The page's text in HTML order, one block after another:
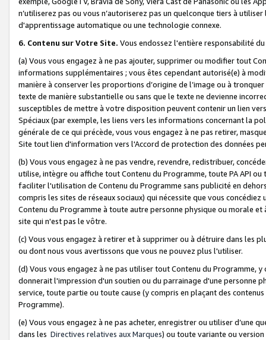
n’utiliserez pas ou vous n’autoriserez pas un quelconque tiers à
d'apprentissage automatique ou une technologie connexe.
6. Contenu sur Votre Site. Vous endossez l'entière responsabilité
(a) Vous vous engagez à ne pas ajouter, supprimer ou modifier tout
informations supplémentaires ; vous êtes cependant autorisé(e) à
manière à conserver les proportions d’origine de l’image ou à
texte de manière substantielle ou sans que le texte ne devienne
susceptibles de mettre à votre disposition peuvent contenir un lien
Spéciaux (par exemple, les liens vers les informations concernant la
générale de ce qui précède, vous vous engagez à ne pas retirer,
Site tout lien d'information vers l'Accord de protection des données
(b) Vous vous engagez à ne pas vendre, revendre, redistribuer,
utilise, intègre ou affiche tout Contenu du Programme, toute PA API
faciliter l'utilisation de Contenu du Programme sans publicité en
compris les sites de réseaux sociaux) qui nécessite que vous
Contenu du Programme à toute autre personne physique ou morale
site qui n'est pas le vôtre.
(c) Vous vous engagez à retirer et à supprimer ou à détruire dans les
ou dont nous vous avertissons que vous ne pouvez plus l'utiliser.
(d) Vous vous engagez à ne pas utiliser tout Contenu du Programme,
donnerait l'impression d'un soutien ou du parrainage d'une personne
service, toute partie ou toute cause (y compris en plaçant des
Programme).
(e) Vous vous engagez à ne pas acheter, enregistrer ou utiliser d’une
dans les Directives relatives aux Marques) ou toute variante ou